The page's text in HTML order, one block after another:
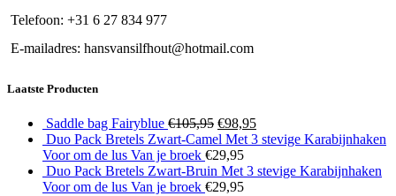
Telefoon: +31 6 27 834 977
E-mailadres: hansvansilfhout@hotmail.com
Laatste Producten
Saddle bag Fairyblue €105,95 Oorspronkelijke
prijs
was:
€105,95.
€98,95Huidige
prijs
€98,95.
Duo Pack Bretels Zwart-Camel Met 3 stevige Karabijnhaken
Voor om de lus Van je broek €29,95
Duo Pack Bretels Zwart-Bruin Met 3 stevige Karabijnhaken
Voor om de lus Van je broek €29,95